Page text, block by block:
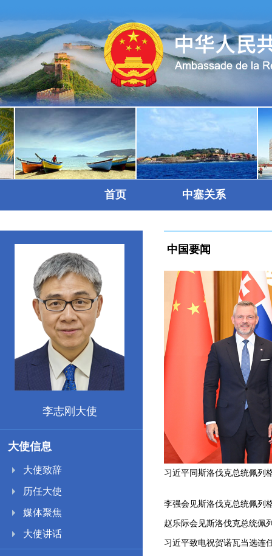
首页 中塞关系
李志刚大使
大使信息
大使致辞
历任大使
媒体聚焦
大使讲话
中国要闻
习近平同斯洛伐克总统佩列
李强会见斯洛伐克总统佩列
赵乐际会见斯洛伐克总统佩
习近平致电祝贺诺瓦当选连
李志刚大使向塞内加尔总统